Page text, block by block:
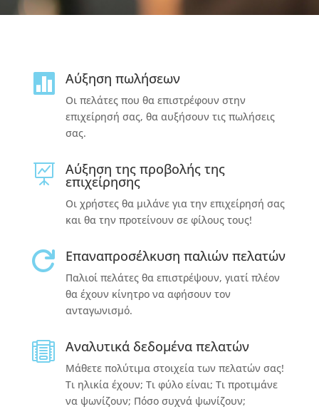
 Αύξηση πωλήσεων
Οι πελάτες που θα επιστρέφουν στην
επιχείρησή σας, θα αυξήσουν τις πωλήσεις
σας.
 Αύξηση της προβολής της
επιχείρησης
Οι χρήστες θα μιλάνε για την επιχείρησή σας
και θα την προτείνουν σε φίλους τους!
 Επαναπροσέλκυση παλιών πελατών
Παλιοί πελάτες θα επιστρέψουν, γιατί πλέον
θα έχουν κίνητρο να αφήσουν τον
ανταγωνισμό.
 Αναλυτικά δεδομένα πελατών
Μάθετε πολύτιμα στοιχεία των πελατών σας!
Τι ηλικία έχουν; Τι φύλο είναι; Τι προτιμάνε
να ψωνίζουν; Πόσο συχνά ψωνίζουν;